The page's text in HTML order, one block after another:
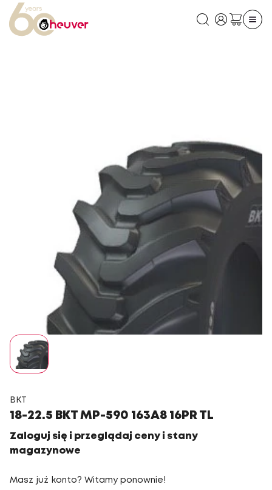
BKT
18-22.5 BKT MP-590 163A8 16PR TL
Zaloguj się i przeglądaj ceny i stany
magazynowe
Masz już konto? Witamy ponownie!